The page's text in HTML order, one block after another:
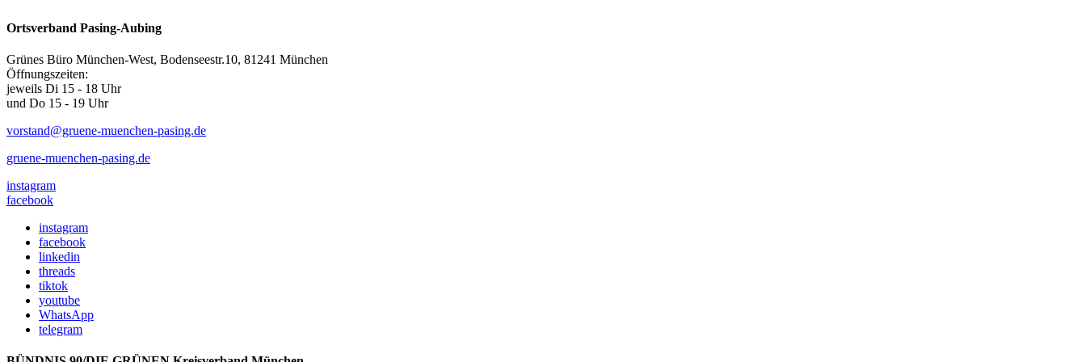
Ortsverband Pasing-Aubing
Grünes Büro München-West, Bodenseestr.10, 81241 München
Öffnungszeiten:
jeweils Di 15 - 18 Uhr
und Do 15 - 19 Uhr
vorstand@gruene-muenchen-pasing.de
gruene-muenchen-pasing.de
instagram
facebook
instagram
facebook
linkedin
threads
tiktok
youtube
WhatsApp
telegram